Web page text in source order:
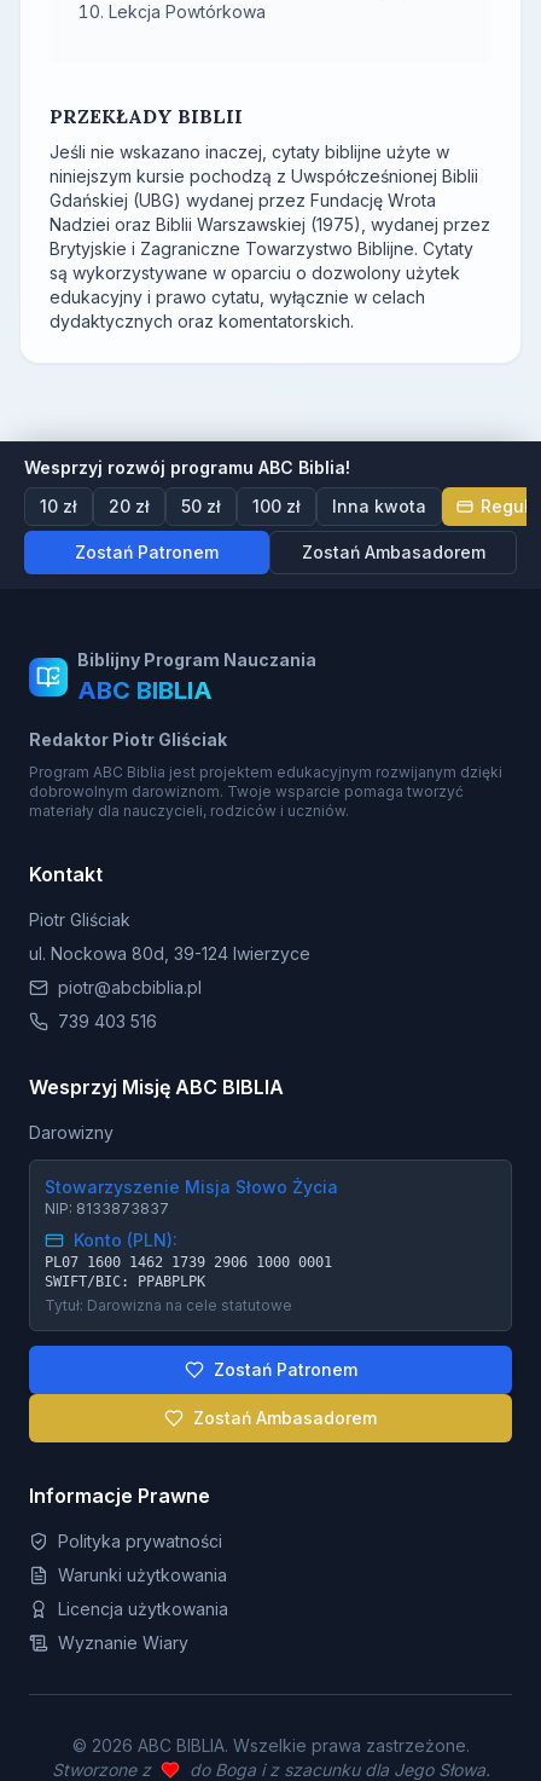
Lekcja Powtórkowa
PRZEKŁADY BIBLII
Jeśli nie wskazano inaczej, cytaty biblijne użyte w
niniejszym kursie pochodzą z Uwspółcześnionej Biblii
Gdańskiej (UBG) wydanej przez Fundację Wrota
Nadziei oraz Biblii Warszawskiej (1975), wydanej przez
Brytyjskie i Zagraniczne Towarzystwo Biblijne. Cytaty
są wykorzystywane w oparciu o dozwolony użytek
edukacyjny i prawo cytatu, wyłącznie w celach
dydaktycznych oraz komentatorskich.
Wesprzyj rozwój programu ABC Biblia!
10 zł
20 zł 50 zł 100 zł Inna kwota
Zostań Patronem Zostań Ambasadorem
Biblijny Program Nauczania
ABC BIBLIA
Redaktor Piotr Gliściak
Program ABC Biblia jest projektem edukacyjnym rozwijanym dzięki
dobrowolnym darowiznom. Twoje wsparcie pomaga tworzyć
materiały dla nauczycieli, rodziców i uczniów.
Kontakt
Piotr Gliściak
ul. Nockowa 80d, 39-124 Iwierzyce
piotr@abcbiblia.pl
739 403 516
Wesprzyj Misję ABC BIBLIA
Darowizny
Stowarzyszenie Misja Słowo Życia
NIP: 8133873837
Konto (PLN):
PL07 1600 1462 1739 2906 1000 0001
SWIFT/BIC: PPABPLPK
Tytuł: Darowizna na cele statutowe
Zostań Patronem
Zostań Ambasadorem
Informacje Prawne
Polityka prywatności
Warunki użytkowania
Licencja użytkowania
Wyznanie Wiary
© 2026 ABC BIBLIA. Wszelkie prawa zastrzeżone.
Stworzone z
do Boga i z szacunku dla Jego Słowa.